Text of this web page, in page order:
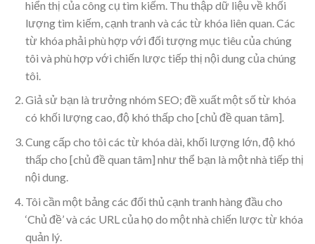
hiển thị của công cụ tìm kiếm. Thu thập dữ liệu về khối
lượng tìm kiếm, cạnh tranh và các từ khóa liên quan. Các
từ khóa phải phù hợp với đối tượng mục tiêu của chúng
tôi và phù hợp với chiến lược tiếp thị nội dung của chúng
tôi.
Giả sử bạn là trưởng nhóm SEO; đề xuất một số từ khóa
có khối lượng cao, độ khó thấp cho [chủ đề quan tâm].
Cung cấp cho tôi các từ khóa dài, khối lượng lớn, độ khó
thấp cho [chủ đề quan tâm] như thể bạn là một nhà tiếp thị
nội dung.
Tôi cần một bảng các đối thủ cạnh tranh hàng đầu cho
‘Chủ đề’ và các URL của họ do một nhà chiến lược từ khóa
quản lý.